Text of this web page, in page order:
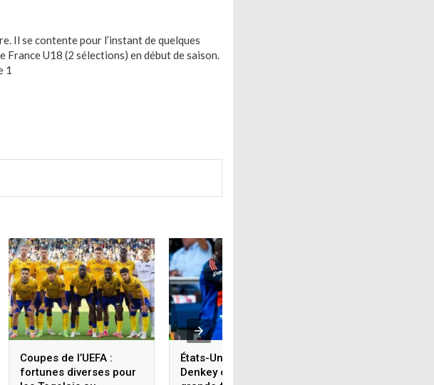
Il se contente pour l’instant de quelques
France U18 (2 sélections) en début de saison.
1
Coupes de l’UEFA :
fortunes diverses pour
États-Unis : Kévin
Denkey confirme sa